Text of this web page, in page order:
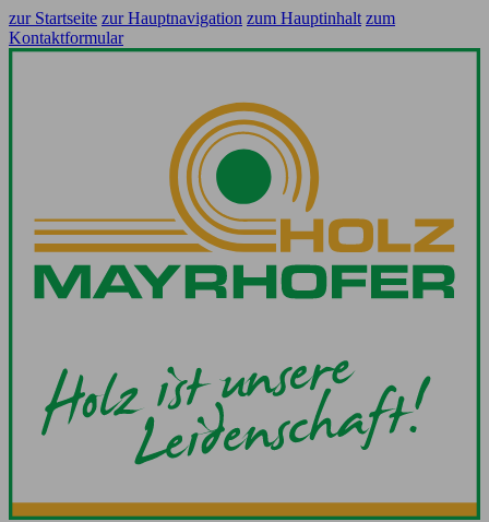
zur Startseite zur Hauptnavigation zum Hauptinhalt zum
Kontaktformular